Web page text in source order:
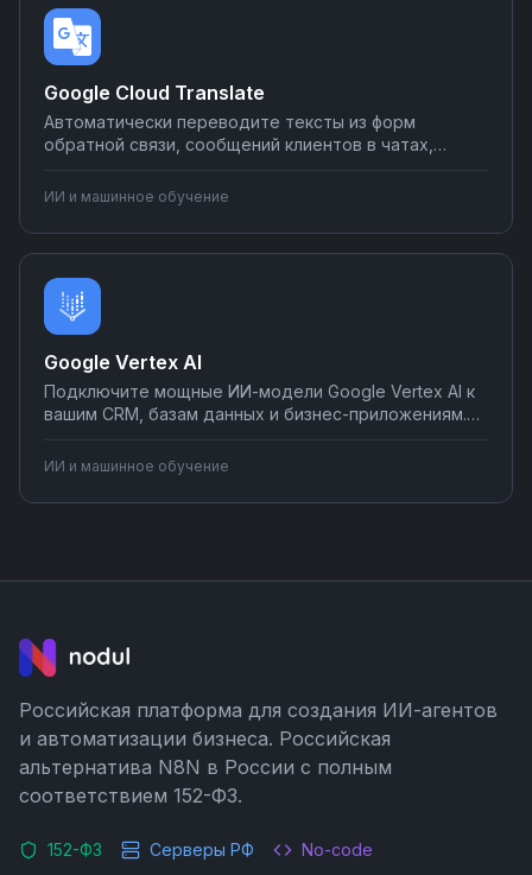
Google Cloud Translate
Автоматически переводите тексты из форм
обратной связи, сообщений клиентов в чатах,
Интегрируйте с CRM для перевода заявок, с
мессенджерами для многоязычной поддержки.
Настройте автоперевод контента без
разработчиков — создавайте сценарии на Nodul за
несколько минут.
ИИ и машинное обучение
Google Vertex AI
Подключите мощные ИИ-модели Google Vertex AI к
вашим CRM, базам данных и бизнес-приложениям.
анализируйте данные клиентов, генерируйте
контент и получайте аналитические прогнозы.
Настройте интеграции на Nodul без
ИИ и машинное обучение
Российская платформа для создания ИИ-агентов
и автоматизации бизнеса. Российская
альтернатива N8N в России с полным
соответствием 152-ФЗ.
152-ФЗ Серверы РФ No-code